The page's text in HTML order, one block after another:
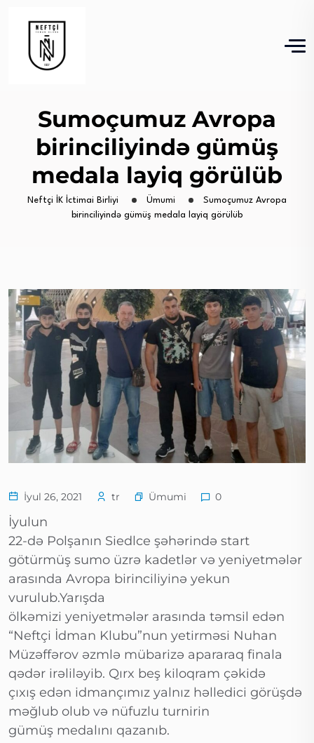
Sumoçumuz Avropa
birinciliyində gümüş
medala layiq görülüb
Neftçi İK İctimai Birliyi Ümumi
Sumoçumuz Avropa
birinciliyində gümüş medala layiq görülüb
İyul 26, 2021 tr Ümumi 0
İyulun
22-də Polşanın Siedlce şəhərində start
götürmüş sumo üzrə kadetlər və yeniyetmələr
arasında Avropa birinciliyinə yekun
vurulub.Yarışda
ölkəmizi yeniyetmələr arasında təmsil edən
“Neftçi İdman Klubu”nun yetirməsi Nuhan
Müzəffərov əzmlə mübarizə apararaq finala
qədər irəliləyib. Qırx beş kiloqram çəkidə
çıxış edən idmançımız yalnız həlledici görüşdə
məğlub olub və nüfuzlu turnirin
gümüş medalını qazanıb.